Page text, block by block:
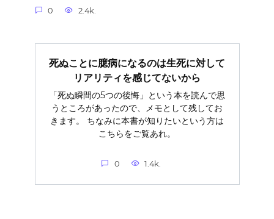
0 2.4k.
死ぬことに臆病になるのは生死に対して
リアリティを感じてないから
「死ぬ瞬間の5つの後悔」という本を読んで思
うところがあったので、メモとして残してお
きます。 ちなみに本書が知りたいという方は
こちらをご覧あれ。
0 1.4k.